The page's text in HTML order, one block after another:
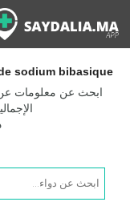
sodium bibasique
ابحث عن معلومات عن
Products
search